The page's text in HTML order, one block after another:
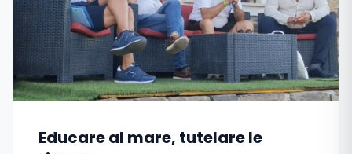
Educare al mare, tutelare le